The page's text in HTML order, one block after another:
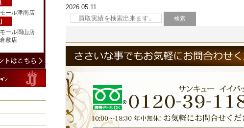
ール津南店
ール岡山店
敷店
2026.05.11